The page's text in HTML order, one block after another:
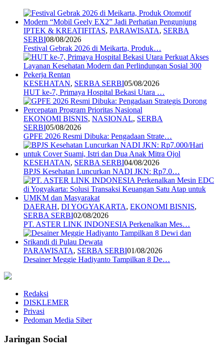
IPTEK & KREATIFITAS, PARAWISATA, SERBA
SERBI08/08/2026
Festival Gebrak 2026 di Meikarta, Produk…
KESEHATAN, SERBA SERBI05/08/2026
HUT ke-7, Primaya Hospital Bekasi Utara …
EKONOMI BISNIS, NASIONAL, SERBA
SERBI05/08/2026
GPFE 2026 Resmi Dibuka: Pengadaan Strate…
KESEHATAN, SERBA SERBI04/08/2026
BPJS Kesehatan Luncurkan NADI JKN: Rp7.0…
DAERAH, DI YOGYAKARTA, EKONOMI BISNIS,
SERBA SERBI02/08/2026
PT. ASTER LINK INDONESIA Perkenalkan Mes…
PARAWISATA, SERBA SERBI01/08/2026
Desainer Meggie Hadiyanto Tampilkan 8 De…
Redaksi
DISKLEMER
Privasi
Pedoman Media Siber
Jaringan Social